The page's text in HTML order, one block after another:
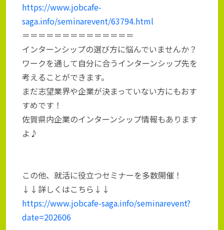
https://www.jobcafe-
saga.info/seminarevent/63794.html
＝＝＝＝＝＝＝＝＝＝＝＝＝＝
インターンシップの選び方に悩んでいませんか？
ワークを通して自分に合うインターンシップ先を
考えることができます。
まだ志望業界や企業が決まっていない方にもおす
すめです！
佐賀県内企業のインターンシップ情報もあります
よ♪
この他、就活に役立つセミナーを多数開催！
↓↓詳しくはこちら↓↓
https://www.jobcafe-saga.info/seminarevent?
date=202606